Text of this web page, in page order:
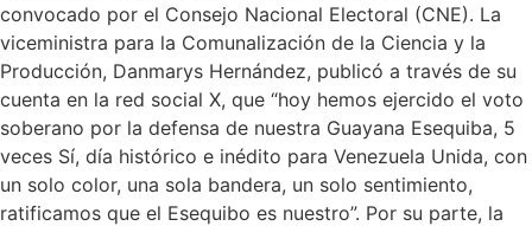
convocado por el Consejo Nacional Electoral (CNE). La
viceministra para la Comunalización de la Ciencia y la
Producción, Danmarys Hernández, publicó a través de su
cuenta en la red social X, que “hoy hemos ejercido el voto
soberano por la defensa de nuestra Guayana Esequiba, 5
veces Sí, día histórico e inédito para Venezuela Unida, con
un solo color, una sola bandera, un solo sentimiento,
ratificamos que el Esequibo es nuestro”. Por su parte, la